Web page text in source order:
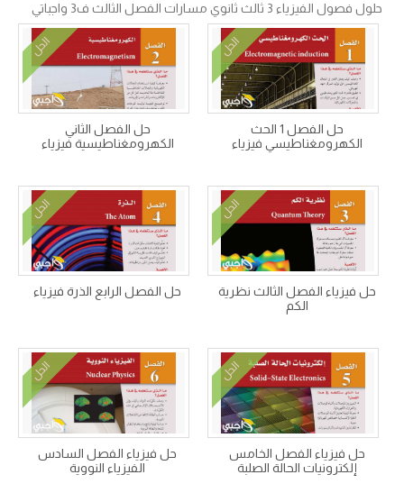
حلول فصول الفيزياء 3 ثالث ثانوي مسارات الفصل الثالث ف3 واجباتي
الحل
حل الفصل 1 الحث
الكهرومغناطيسي فيزياء
الحل
حل الفصل الثاني
الكهرومغناطيسية فيزياء
الحل
حل فيزياء الفصل الثالث نظرية
الكم
الحل
حل الفصل الرابع الذرة فيزياء
الحل
حل فيزياء الفصل الخامس
إلكترونيات الحالة الصلبة
الحل
حل فيزياء الفصل السادس
الفيزياء النووية